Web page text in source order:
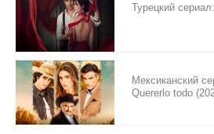
Турецкий
Мексиканский
Quererlo todo